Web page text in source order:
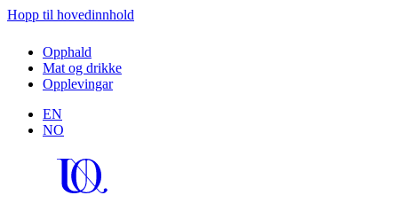
Hopp til hovedinnhold
Opphald
Mat og drikke
Opplevingar
EN
NO